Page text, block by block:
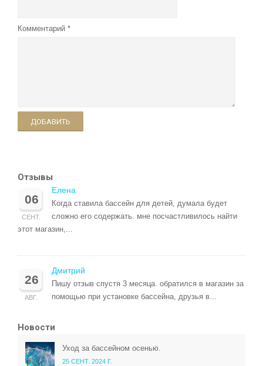
Комментарий
ДОБАВИТЬ
Отзывы
06
СЕНТ.
Елена
Когда ставила бассейн для детей, думала будет
сложно его содержать. мне посчастливилось найти
этот магазин,...
26
АВГ.
Дмитрий
Пишу отзыв спустя 3 месяца. обратился в магазин за
помощью при установке бассейна, друзья в...
Новости
Уход за бассейном осенью.
25 СЕНТ. 2024 Г.